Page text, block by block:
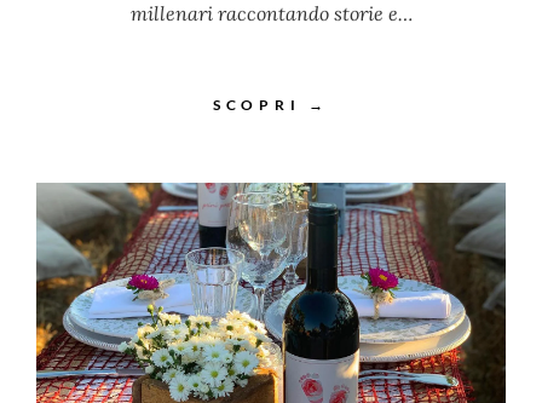
millenari raccontando storie e…
SCOPRI →